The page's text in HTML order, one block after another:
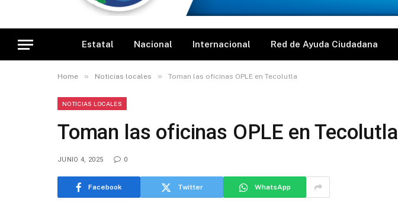
Estatal Nacional Internacional Red de Ayuda Ciudadana
Home » Noticias locales » Toman las oficinas OPLE en Tecolutla
NOTICIAS LOCALES
Toman las oficinas OPLE en Tecolutla
JUNIO 4, 2025 0
Facebook Twitter WhatsApp